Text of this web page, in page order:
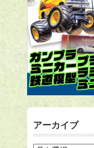
アーカイブ